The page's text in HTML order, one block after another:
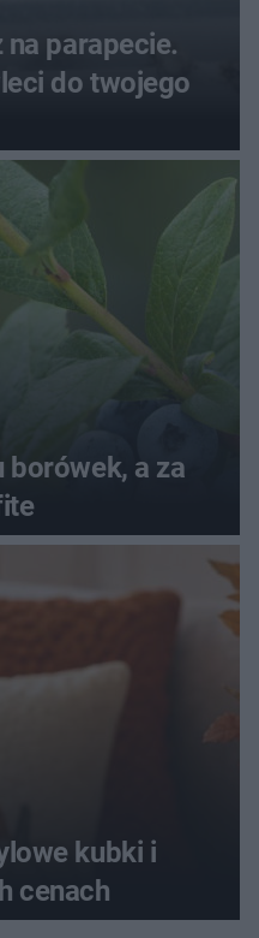
na parapecie.
do twojego
borówek, a za
kubki i
cenach